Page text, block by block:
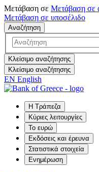
Μετάβαση σε Μετάβαση σε
Μετάβαση σε υποσέλιδο
Αναζήτηση
Κλείσιμο αναζήτησης
Κλείσιμο αναζήτησης
EN English
Η Τράπεζα
Κύριες λειτουργίες
Το ευρώ
Εκδόσεις και έρευνα
Στατιστικά στοιχεία
Ενημέρωση